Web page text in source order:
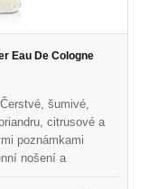
Eau De Cologne
šumivé,
citrusové a
poznámkami
nošení a